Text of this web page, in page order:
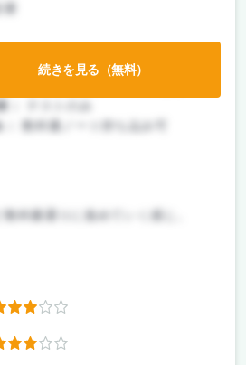
：
：
教科書ノート持ち込み可
教科書通りに進めていく感じ。
続きを見る（無料）